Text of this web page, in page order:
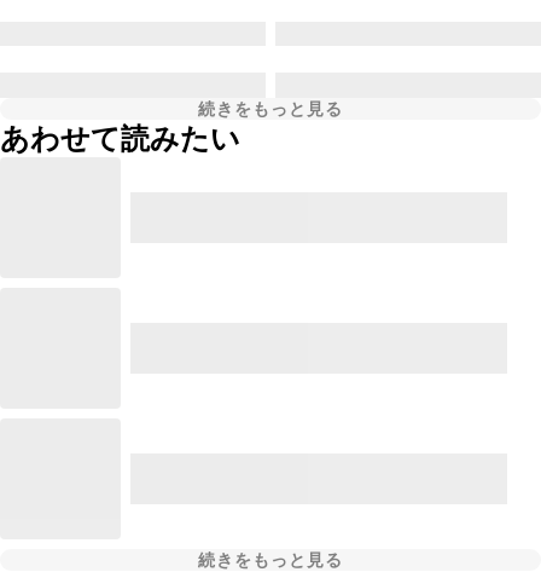
続きをもっと見る
あわせて読みたい
続きをもっと見る